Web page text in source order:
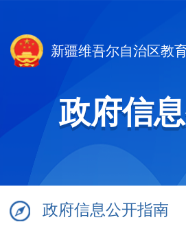
新疆维吾尔自治区教
政府信
政府信息公开指南